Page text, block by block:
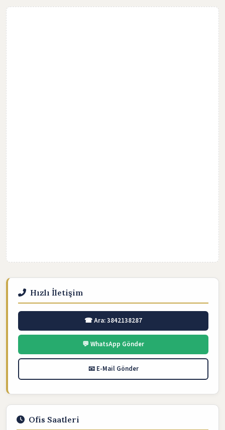
Hızlı İletişim
☎ Ara: 3842138287
💬 WhatsApp Gönder
📧 E-Mail Gönder
Ofis Saatleri